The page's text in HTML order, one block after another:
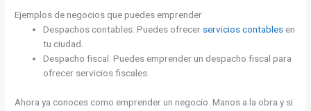
Ejemplos de negocios que puedes emprender
Despachos contables. Puedes ofrecer servicios contables en
tu ciudad.
Despacho fiscal. Puedes emprender un despacho fiscal para
ofrecer servicios fiscales.
Ahora ya conoces como emprender un negocio. Manos a la obra y si